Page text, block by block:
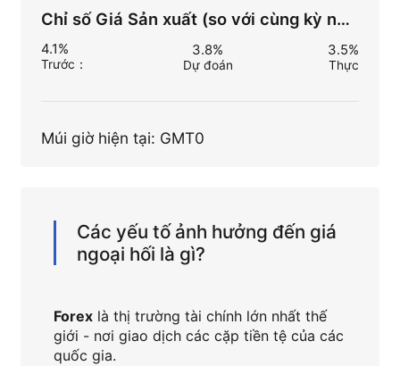
Chỉ số Giá Sản xuất (so với cùng kỳ năm trước) (Thg 7)
4.1%
Trước ：
3.8%
Dự đoán
3.5%
Thực
Múi giờ hiện tại: GMT0
Các yếu tố ảnh hưởng đến giá
ngoại hối là gì?
Forexlà thị trường tài chính lớn nhất thế
giới - nơi giao dịch các cặp tiền tệ của các
quốc gia.